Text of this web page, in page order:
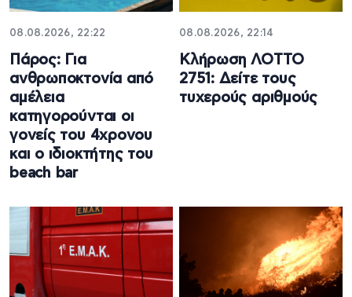
08.08.2026, 22:22
Πάρος: Για
ανθρωποκτονία από
αμέλεια
κατηγορούνται οι
γονείς του 4χρονου
και ο ιδιοκτήτης του
beach bar
08.08.2026, 22:14
Κλήρωση ΛΟΤΤΟ
2751: Δείτε τους
τυχερούς αριθμούς